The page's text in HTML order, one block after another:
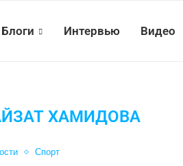
Блоги Интервью Видео
ХАМИДОВА
Спорт